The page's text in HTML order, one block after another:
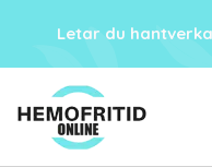
Letar du